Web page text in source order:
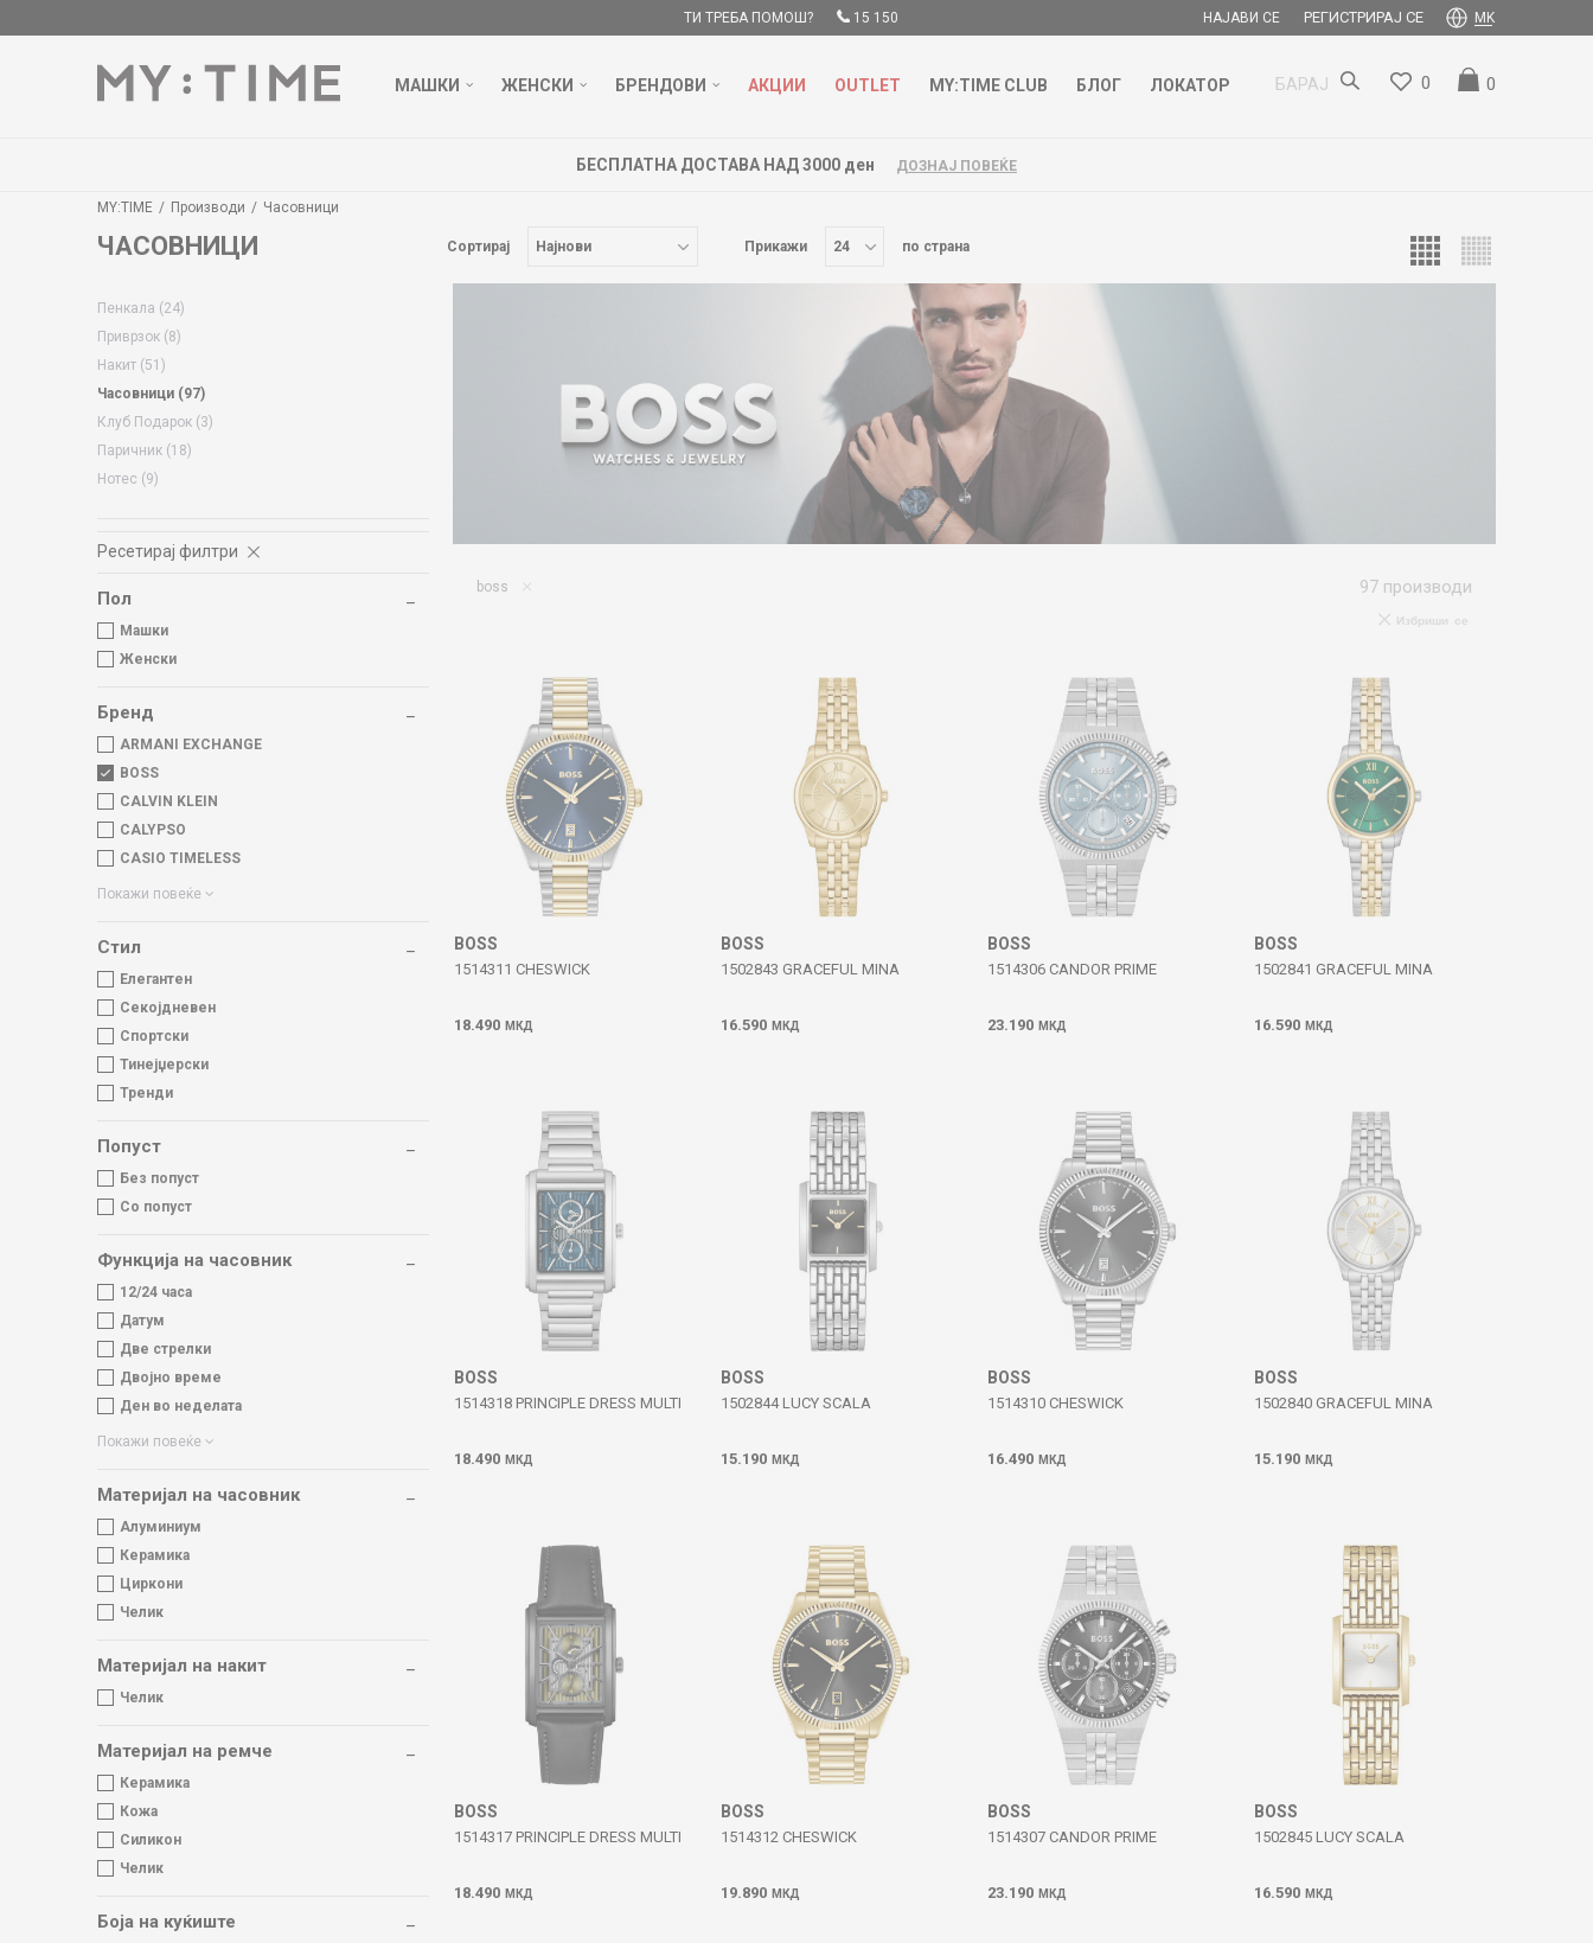
ТИ ТРЕБА ПОМОШ? 15 150 НАЈАВИ СЕ РЕГИСТРИРАЈ СЕ MK
МАШКИ ЖЕНСКИ БРЕНДОВИ АКЦИИ OUTLET MY:TIME CLUB БЛОГ ЛОКАТОР БАРАЈ 0
0
БЕСПЛАТНА ДОСТАВА НАД 3000 ден ДОЗНАЈ ПОВЕЌЕ
MY:TIME Производи Часовници
ЧАСОВНИЦИ Сортирај Прикажи по страна
Пенкала (24)
Приврзок (8)
Накит (51)
Часовници (97)
Клуб Подарок (3)
Паричник (18)
Нотес (9)
Ресетирај филтри
Пол
Машки
Женски
Бренд
ARMANI EXCHANGE
BOSS
CALVIN KLEIN
CALYPSO
CASIO TIMELESS
Покажи повеќе
Стил
Елегантен
Секојдневен
Спортски
Тинејџерски
Тренди
Попуст
Без попуст
Со попуст
Функција на часовник
12/24 часа
Датум
Две стрелки
Двојно време
Ден во неделата
Покажи повеќе
Материјал на часовник
Алуминиум
Керамика
Циркони
Челик
Материјал на накит
Челик
Материјал на ремче
Керамика
Кожа
Силикон
Челик
Боја на куќиште
boss 97 производи
Избриши се
BOSS
1514311 CHESWICK
18.490 МКД
BOSS
1502843 GRACEFUL MINA
16.590 МКД
BOSS
1514306 CANDOR PRIME
23.190 МКД
BOSS
1502841 GRACEFUL MINA
16.590 МКД
BOSS
1514318 PRINCIPLE DRESS MULTI
18.490 МКД
BOSS
1502844 LUCY SCALA
15.190 МКД
BOSS
1514310 CHESWICK
16.490 МКД
BOSS
1502840 GRACEFUL MINA
15.190 МКД
BOSS
1514317 PRINCIPLE DRESS MULTI
18.490 МКД
BOSS
1514312 CHESWICK
19.890 МКД
BOSS
1514307 CANDOR PRIME
23.190 МКД
BOSS
1502845 LUCY SCALA
16.590 МКД